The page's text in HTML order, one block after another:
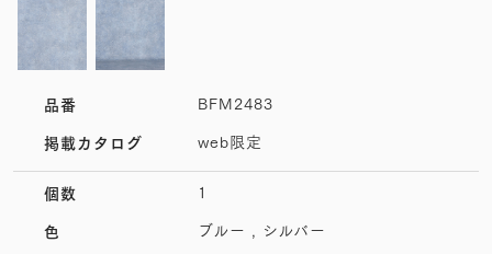
品番 BFM2483
掲載カタログ web限定
個数 1
色 ブルー , シルバー